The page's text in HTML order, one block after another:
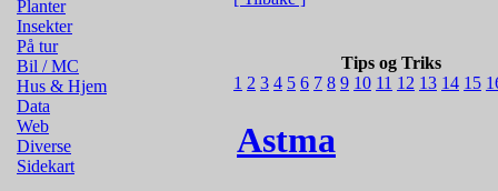
Planter
Insekter
På tur
Bil / MC
Hus & Hjem
Data
Web
Diverse
Sidekart
Tips og Triks
1 2 3 4 5 6 7 8 9 10 11 12 13 14 15
Astma